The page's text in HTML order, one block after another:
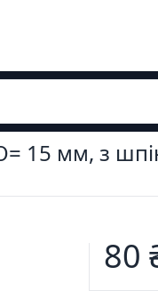
15 мм, з
80